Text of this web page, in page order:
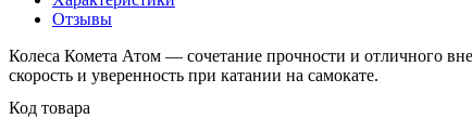
Отзывы
Колеса Комета Атом — сочетание прочности и отличного
скорость и уверенность при катании на самокате.
Код товара